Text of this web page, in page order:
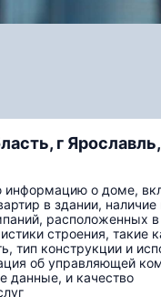
г
информацию о доме,
в здании, наличие
расположенных
строения, такие
тип конструкции и
об управляющей
данные, и качество